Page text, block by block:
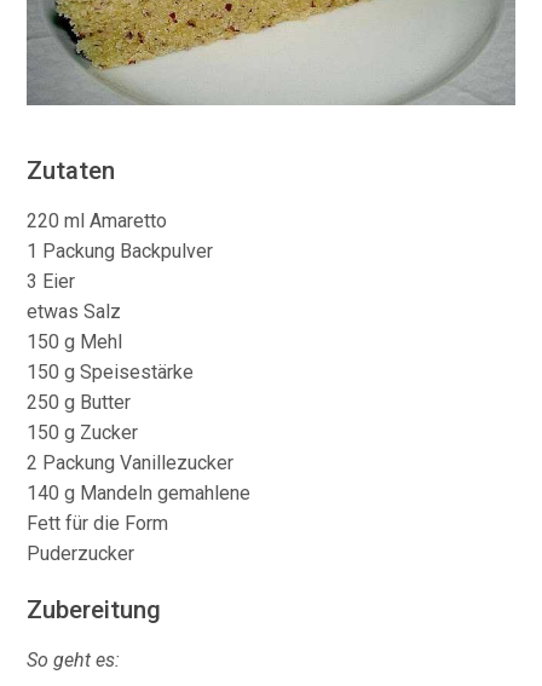
Zutaten
220 ml Amaretto
1 Packung Backpulver
3 Eier
etwas Salz
150 g Mehl
150 g Speisestärke
250 g Butter
150 g Zucker
2 Packung Vanillezucker
140 g Mandeln gemahlene
Fett für die Form
Puderzucker
Zubereitung
So geht es: